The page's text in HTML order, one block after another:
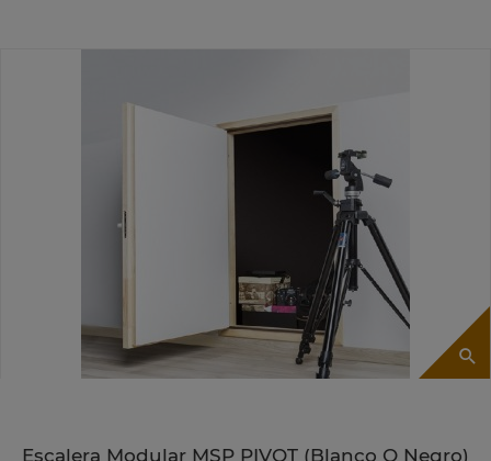
Escalera Modular MSP PIVOT (blanco O Negro)